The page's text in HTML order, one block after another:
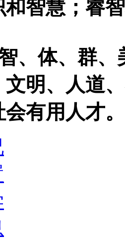
智慧；睿
、体、群
明、人道
有用人才。